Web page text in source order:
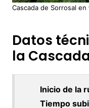
Cascada de Sorrosal en
Datos
la
Inicio de la
Tiempo